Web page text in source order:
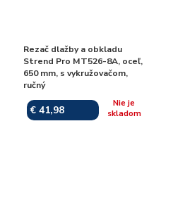
Rezač dlažby a obkladu
Strend Pro MT526-8A, oceľ,
650 mm, s vykružovačom,
ručný
€ 41,98
Nie je
skladom